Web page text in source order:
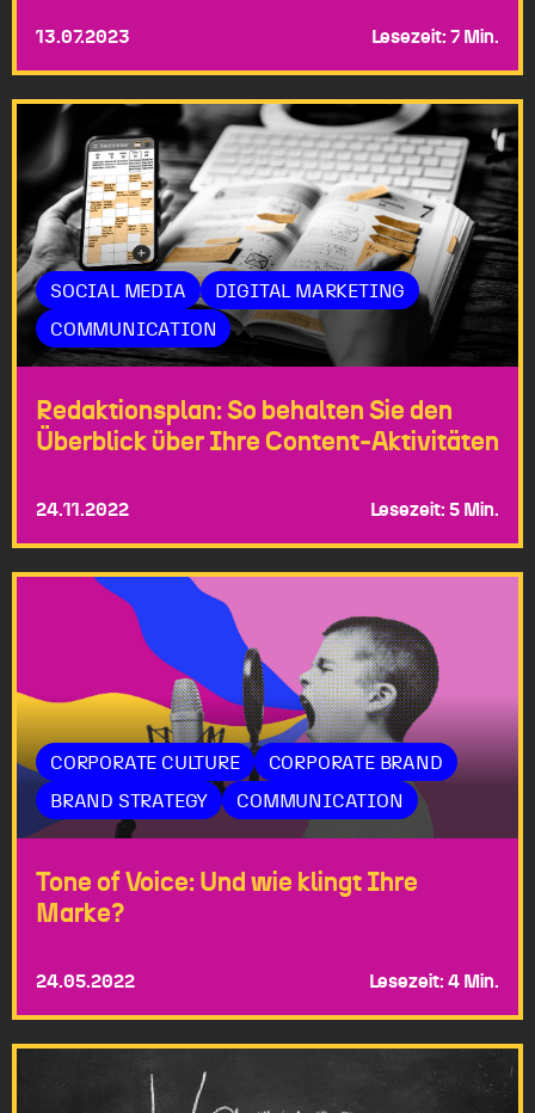
13.07.2023 Lesezeit: 7 Min.
SOCIAL MEDIA
DIGITAL MARKETING
COMMUNICATION
Redaktions­­­­­plan: So behalten Sie den
Überblick über Ihre Content-Aktivitäten
24.11.2022 Lesezeit: 5 Min.
CORPORATE CULTURE
CORPORATE BRAND
BRAND STRATEGY
COMMUNICATION
Tone of Voice: Und wie klingt Ihre
Marke?
24.05.2022 Lesezeit: 4 Min.